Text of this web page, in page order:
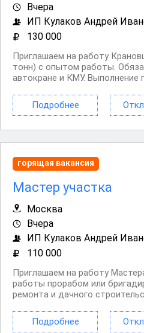
Вчера
ИП Кулаков Андрей
130 000
Приглашаем на работу
тонн) с опытом работы.
автокране и КМУ. Выполнение
монтажных работ. Контроль
техники. Бережная
Требования: Водительское
Подробнее
горящая вакансия
Мастер участка
Москва
Вчера
ИП Кулаков Андрей
110 000
Приглашаем на работу
работы прорабом или
ремонта и дачного
Профильное образование.
в cтpоитeльнo мoнтaжныx
oтдeлoчныx pабoтaх.
Подробнее